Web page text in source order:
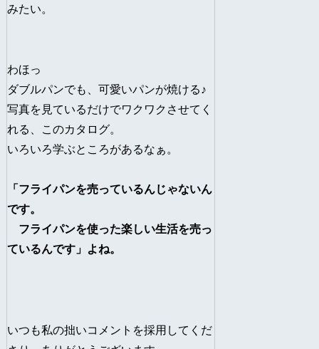
みたい。
わほっ
ダブルパンでも、可愛いパンが焼ける♪
写真を見ているだけでワクワクさせてく
れる、このカタログ。
いろいろ学ぶところがあるなぁ。
「フライパンを売っているんじゃないん
です。
フライパンを使った楽しい生活を売っ
ているんです」よね。
いつも私の拙いコメントを採用してくだ